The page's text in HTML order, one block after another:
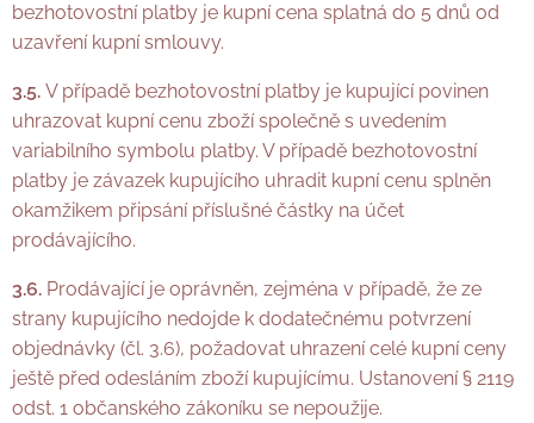
bezhotovostní platby je kupní cena splatná do 5 dnů od
uzavření kupní smlouvy.
3.5. V případě bezhotovostní platby je kupující povinen
uhrazovat kupní cenu zboží společně s uvedením
variabilního symbolu platby. V případě bezhotovostní
platby je závazek kupujícího uhradit kupní cenu splněn
okamžikem připsání příslušné částky na účet
prodávajícího.
3.6. Prodávající je oprávněn, zejména v případě, že ze
strany kupujícího nedojde k dodatečnému potvrzení
objednávky (čl. 3.6), požadovat uhrazení celé kupní ceny
ještě před odesláním zboží kupujícímu. Ustanovení § 2119
odst. 1 občanského zákoníku se nepoužije.